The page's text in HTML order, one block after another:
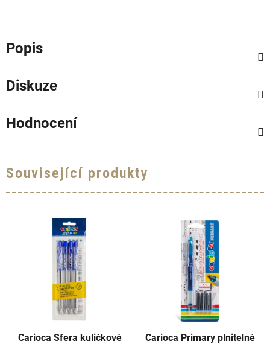
Popis
Diskuze
Hodnocení
Související produkty
Carioca Sfera kuličkové
Carioca Primary plnitelné